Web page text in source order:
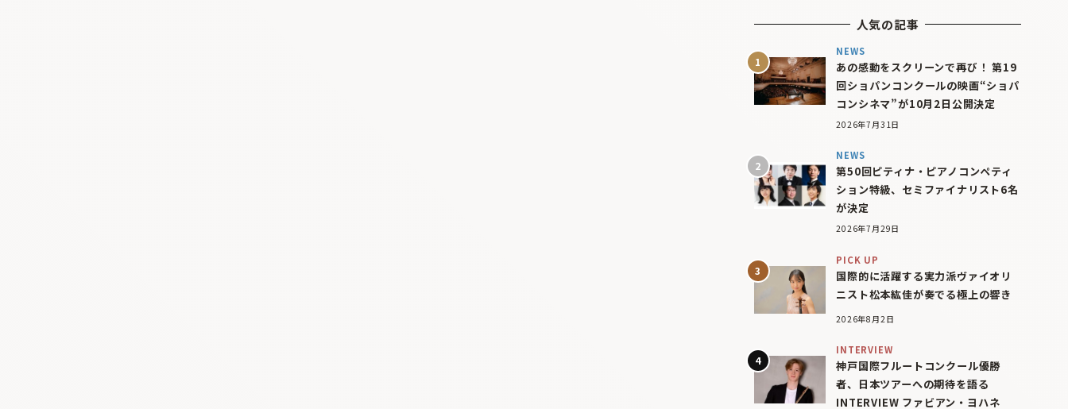
人気の記事
NEWS
あの感動をスクリーンで再び！ 第19
回ショパンコンクールの映画“ショパ
コンシネマ”が10月2日公開決定
2026年7月31日
NEWS
第50回ピティナ・ピアノコンペティ
ション特級、セミファイナリスト6名
が決定
2026年7月29日
PICK UP
国際的に活躍する実力派ヴァイオリ
ニスト松本紘佳が奏でる極上の響き
2026年8月2日
INTERVIEW
神戸国際フルートコンクール優勝
者、日本ツアーへの期待を語る
INTERVIEW ファビアン・ヨハネ